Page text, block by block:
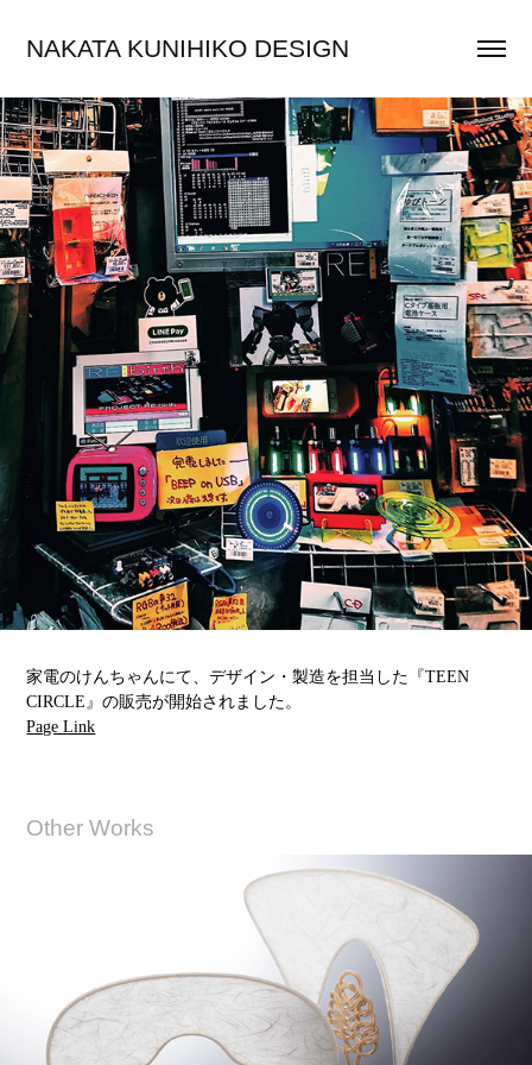
NAKATA KUNIHIKO DESIGN
家電のけんちゃんにて、デザイン・製造を担当した『TEEN
CIRCLE』の販売が開始されました。
Page Link
Other Works